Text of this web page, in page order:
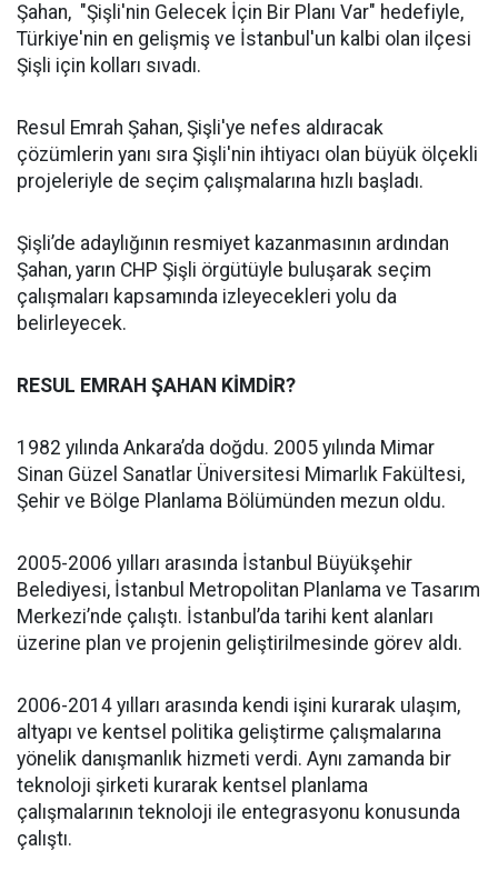
Şahan, "Şişli'nin Gelecek İçin Bir Planı Var" hedefiyle,
Türkiye'nin en gelişmiş ve İstanbul'un kalbi olan ilçesi
Şişli için kolları sıvadı.
Resul Emrah Şahan, Şişli'ye nefes aldıracak
çözümlerin yanı sıra Şişli'nin ihtiyacı olan büyük ölçekli
projeleriyle de seçim çalışmalarına hızlı başladı.
Şişli’de adaylığının resmiyet kazanmasının ardından
Şahan, yarın CHP Şişli örgütüyle buluşarak seçim
çalışmaları kapsamında izleyecekleri yolu da
belirleyecek.
RESUL EMRAH ŞAHAN KİMDİR?
1982 yılında Ankara’da doğdu. 2005 yılında Mimar
Sinan Güzel Sanatlar Üniversitesi Mimarlık Fakültesi,
Şehir ve Bölge Planlama Bölümünden mezun oldu.
2005-2006 yılları arasında İstanbul Büyükşehir
Belediyesi, İstanbul Metropolitan Planlama ve Tasarım
Merkezi’nde çalıştı. İstanbul’da tarihi kent alanları
üzerine plan ve projenin geliştirilmesinde görev aldı.
2006-2014 yılları arasında kendi işini kurarak ulaşım,
altyapı ve kentsel politika geliştirme çalışmalarına
yönelik danışmanlık hizmeti verdi. Aynı zamanda bir
teknoloji şirketi kurarak kentsel planlama
çalışmalarının teknoloji ile entegrasyonu konusunda
çalıştı.